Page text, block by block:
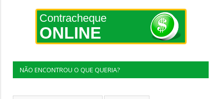
Contracheque
ONLINE
NÃO ENCONTROU O QUE QUERIA?